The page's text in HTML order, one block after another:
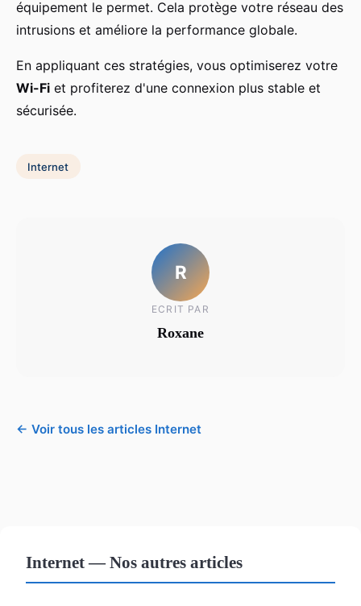
équipement le permet. Cela protège votre réseau des
intrusions et améliore la performance globale.
En appliquant ces stratégies, vous optimiserez votre
Wi-Fi et profiterez d'une connexion plus stable et
sécurisée.
Internet
R
ECRIT PAR
Roxane
← Voir tous les articles Internet
Internet — Nos autres articles